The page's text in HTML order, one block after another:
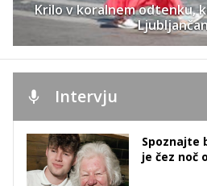
Krilo v koralnem odtenku,
Intervju
Spoznajte
je čez noč